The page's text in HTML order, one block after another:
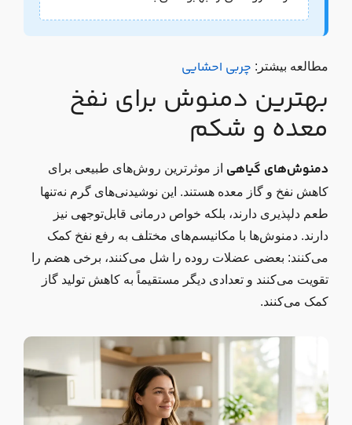
مطالعه بیشتر:چربی احشایی
بهترین دمنوش برای نفخ
معده و شکم
دمنوش‌های گیاهیاز موثرترین روش‌های طبیعی برای
کاهش نفخ و گاز معده هستند. این نوشیدنی‌های گرم نه‌تنها
طعم دلپذیری دارند، بلکه خواص درمانی قابل‌توجهی نیز
دارند. دمنوش‌ها با مکانیسم‌های مختلف به رفع نفخ کمک
می‌کنند: بعضی عضلات روده را شل می‌کنند، برخی هضم را
تقویت می‌کنند و تعدادی دیگر مستقیماً به کاهش تولید گاز
کمک می‌کنند.